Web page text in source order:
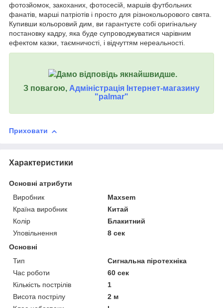
фотозйомок, закоханих, фотосесій, маршів футбольних
фанатів, марші патріотів і просто для різнокольорового свята.
Купивши кольоровий дим, ви гарантуєте собі оригінальну
постановку кадру, яка буде супроводжуватися чарівним
ефектом казки, таємничості, і відчуттям нереальності.
Дамо відповідь якнайшвидше.
З повагою, Адміністрація Інтернет-магазину
"palmar"
Приховати
Характеристики
Основні атрибути
Виробник
Maxsem
Країна виробник
Китай
Колір
Блакитний
Уповільнення
8 сек
Основні
Тип
Сигнальна піротехніка
Час роботи
60 сек
Кількість пострілів
1
Висота пострілу
2 м